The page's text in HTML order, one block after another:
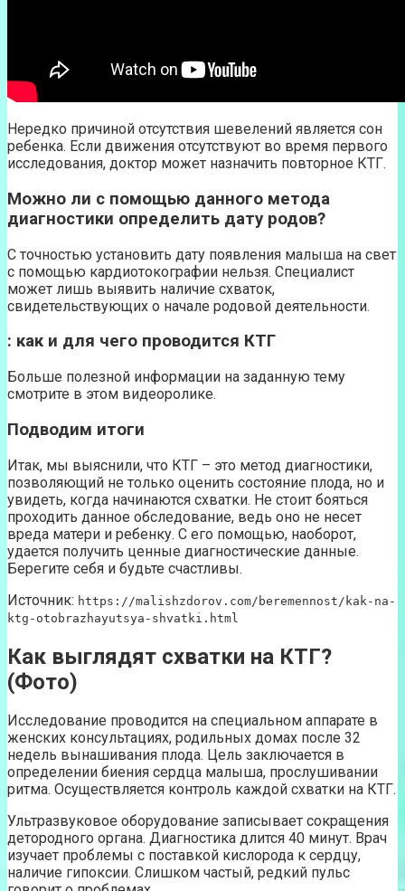
Нередко причиной отсутствия шевелений является сон
ребенка. Если движения отсутствуют во время первого
исследования, доктор может назначить повторное КТГ.
Можно ли с помощью данного метода
диагностики определить дату родов?
С точностью установить дату появления малыша на свет
с помощью кардиотокографии нельзя. Специалист
может лишь выявить наличие схваток,
свидетельствующих о начале родовой деятельности.
: как и для чего проводится КТГ
Больше полезной информации на заданную тему
смотрите в этом видеоролике.
Подводим итоги
Итак, мы выяснили, что КТГ – это метод диагностики,
позволяющий не только оценить состояние плода, но и
увидеть, когда начинаются схватки. Не стоит бояться
проходить данное обследование, ведь оно не несет
вреда матери и ребенку. С его помощью, наоборот,
удается получить ценные диагностические данные.
Берегите себя и будьте счастливы.
Источник: https://malishzdorov.com/beremennost/kak-na-
ktg-otobrazhayutsya-shvatki.html
Как выглядят схватки на КТГ?
(Фото)
Исследование проводится на специальном аппарате в
женских консультациях, родильных домах после 32
недель вынашивания плода. Цель заключается в
определении биения сердца малыша, прослушивании
ритма. Осуществляется контроль каждой схватки на КТГ.
Ультразвуковое оборудование записывает сокращения
детородного органа. Диагностика длится 40 минут. Врач
изучает проблемы с поставкой кислорода к сердцу,
наличие гипоксии. Слишком частый, редкий пульс